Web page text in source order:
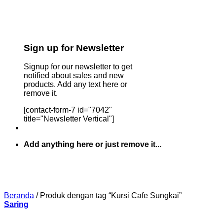
Sign up for Newsletter
Signup for our newsletter to get
notified about sales and new
products. Add any text here or
remove it.
[contact-form-7 id="7042"
title="Newsletter Vertical"]
Add anything here or just remove it...
Beranda /Produk dengan tag “Kursi Cafe Sungkai”
Saring